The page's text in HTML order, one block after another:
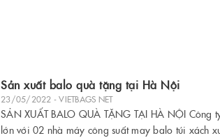
Sản xuất balo quà tặng tại Hà Nội
23/05/2022 - VIETBAGS NET
SẢN XUẤT BALO QUÀ TẶNG TẠI HÀ NỘI Công
lớn với 02 nhà máy công suất may balo túi xách